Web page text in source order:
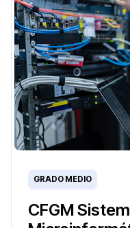
CFGM
GRADO MEDIO